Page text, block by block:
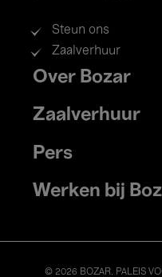
Steun ons
Zaalverhuur
Footer
menu
Over Bozar
Zaalverhuur
Pers
Werken bij
© 2026 BOZAR. PALEIS